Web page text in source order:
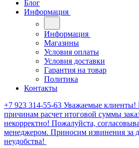
Блог
Информация
Информация
Магазины
Условия оплаты
Условия доставки
Гарантия на товар
Политика
Контакты
+7 923 314-55-63 Уважаемые клиенты!
причинам расчет итоговой суммы
некорректно! Пожалуйста,
менеджером. Приносим извинения за
неудобства!